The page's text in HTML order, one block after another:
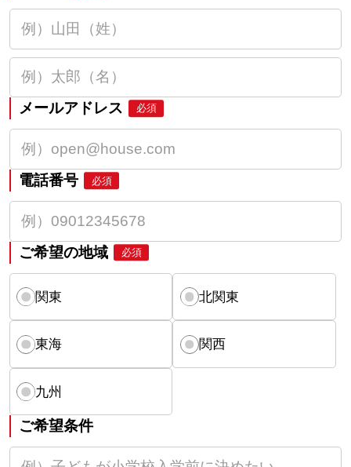
メールアドレス 必須
電話番号 必須
ご希望の地域 必須
関東 北関東
東海 関西
九州
ご希望条件